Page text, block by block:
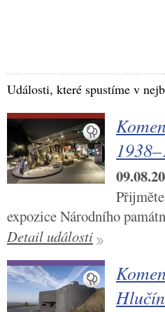
Události, které spustíme v
expozice Národního
Detail události